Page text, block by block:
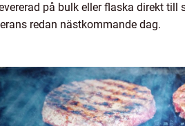
på bulk eller flaska direkt till
redan nästkommande dag.